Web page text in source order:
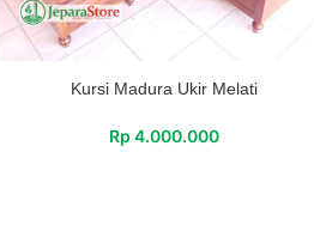
Kursi Madura Ukir Melati
Rp 4.000.000